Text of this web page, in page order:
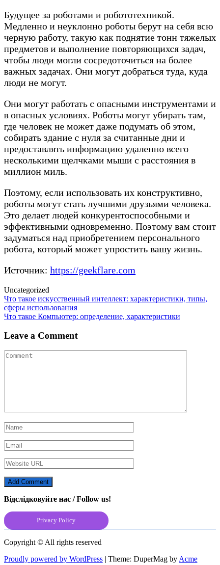
Будущее за роботами и робототехникой.
Медленно и неуклонно роботы берут на себя всю
черную работу, такую как поднятие тонн тяжелых
предметов и выполнение повторяющихся задач,
чтобы люди могли сосредоточиться на более
важных задачах. Они могут добраться туда, куда
люди не могут.
Они могут работать с опасными инструментами и
в опасных условиях. Роботы могут убирать там,
где человек не может даже подумать об этом,
собирать здание с нуля за считанные дни и
предоставлять информацию удаленно всего
несколькими щелчками мыши с расстояния в
миллион миль.
Поэтому, если использовать их конструктивно,
роботы могут стать лучшими друзьями человека.
Это делает людей конкурентоспособными и
эффективными одновременно. Поэтому вам стоит
задуматься над приобретением персонального
робота, который может упростить вашу жизнь.
Источник: https://geekflare.com
Uncategorized
Post
navigation
Что такое искусственный интеллект: характеристики, типы,
сферы использования
Что такое Компьютер: определение, характеристики
Leave a Comment
Відслідковуйте нас / Follow us!
Privacy Policy
Copyright © All rights reserved
Proudly powered by WordPress | Theme: DuperMag by Acme